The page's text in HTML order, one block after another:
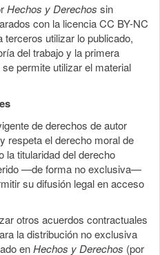
Hechos y Derechos sin
con la licencia CC BY-NC
terceros utilizar lo publicado,
del trabajo y la primera
permite utilizar el material
de derechos de autor
respeta el derecho moral de
la titularidad del derecho
—de forma no exclusiva—
su difusión legal en acceso
otros acuerdos contractuales
la distribución no exclusiva
enHechos y Derechos (por